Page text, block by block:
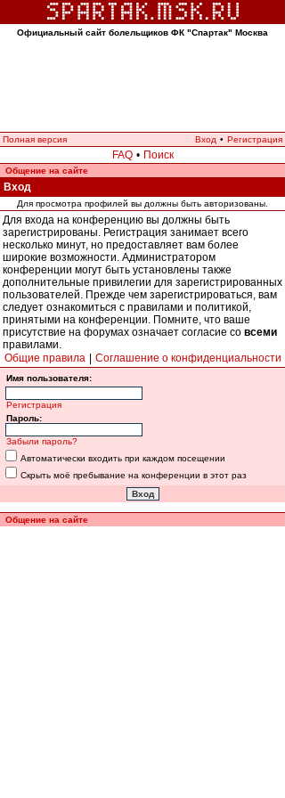
Официальный сайт болельщиков ФК "Спартак" Москва
Полная версия Вход • Регистрация
FAQ • Поиск
Общение на сайте
Вход
Для просмотра профилей вы должны быть авторизованы.
Для входа на конференцию вы должны быть
зарегистрированы. Регистрация занимает всего
несколько минут, но предоставляет вам более
широкие возможности. Администратором
конференции могут быть установлены также
дополнительные привилегии для зарегистрированных
пользователей. Прежде чем зарегистрироваться, вам
следует ознакомиться с правилами и политикой,
принятыми на конференции. Помните, что ваше
присутствие на форумах означает согласие со всеми
правилами.
Общие правила
Соглашение о конфиденциальности
Имя пользователя:
Регистрация
Пароль:
Забыли пароль?
Автоматически входить при каждом посещении
Скрыть моё пребывание на конференции в этот раз
Общение на сайте